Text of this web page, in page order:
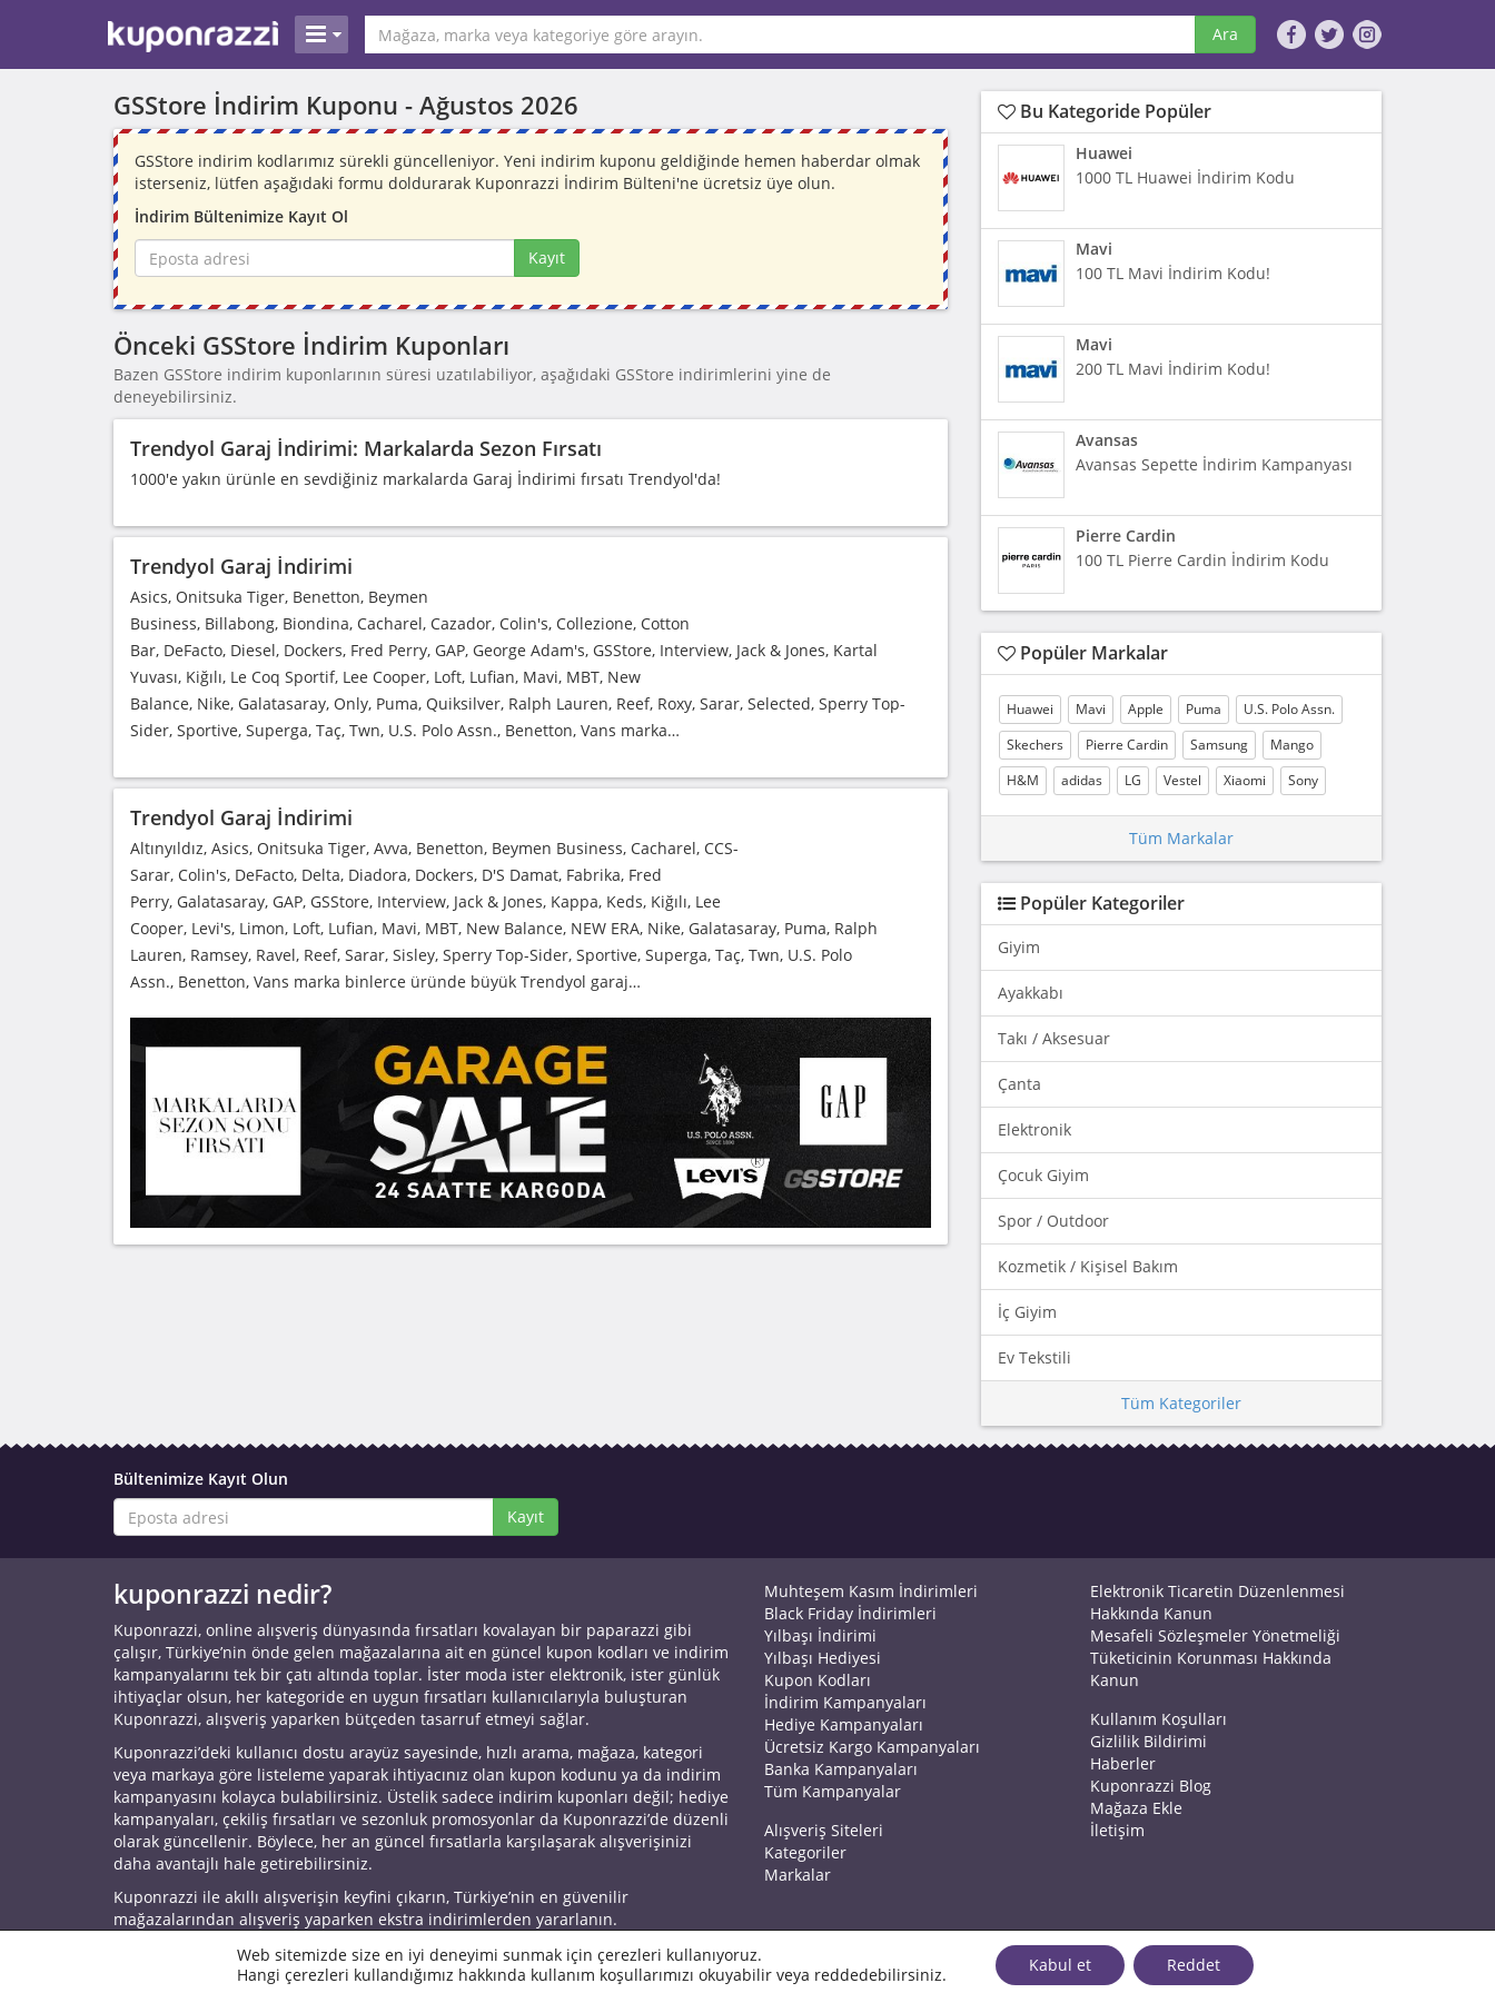
Ara
GSStore İndirim Kuponu - Ağustos 2026
GSStore indirim kodlarımız sürekli güncelleniyor. Yeni indirim kuponu geldiğinde hemen haberdar olmak
isterseniz, lütfen aşağıdaki formu doldurarak Kuponrazzi İndirim Bülteni'ne ücretsiz üye olun.
İndirim Bültenimize Kayıt Ol
Kayıt
Önceki GSStore İndirim Kuponları
Bazen GSStore indirim kuponlarının süresi uzatılabiliyor, aşağıdaki GSStore indirimlerini yine de
deneyebilirsiniz.
Trendyol Garaj İndirimi: Markalarda Sezon Fırsatı
1000'e yakın ürünle en sevdiğiniz markalarda Garaj İndirimi fırsatı Trendyol'da!
Trendyol Garaj İndirimi
Asics, Onitsuka Tiger, Benetton, Beymen
Business, Billabong, Biondina, Cacharel, Cazador, Colin's, Collezione, Cotton
Bar, DeFacto, Diesel, Dockers, Fred Perry, GAP, George Adam's, GSStore, Interview, Jack & Jones, Kartal
Yuvası, Kiğılı, Le Coq Sportif, Lee Cooper, Loft, Lufian, Mavi, MBT, New
Balance, Nike, Galatasaray, Only, Puma, Quiksilver, Ralph Lauren, Reef, Roxy, Sarar, Selected, Sperry Top-
Sider, Sportive, Superga, Taç, Twn, U.S. Polo Assn., Benetton, Vans marka…
Trendyol Garaj İndirimi
Altınyıldız, Asics, Onitsuka Tiger, Avva, Benetton, Beymen Business, Cacharel, CCS-
Sarar, Colin's, DeFacto, Delta, Diadora, Dockers, D'S Damat, Fabrika, Fred
Perry, Galatasaray, GAP, GSStore, Interview, Jack & Jones, Kappa, Keds, Kiğılı, Lee
Cooper, Levi's, Limon, Loft, Lufian, Mavi, MBT, New Balance, NEW ERA, Nike, Galatasaray, Puma, Ralph
Lauren, Ramsey, Ravel, Reef, Sarar, Sisley, Sperry Top-Sider, Sportive, Superga, Taç, Twn, U.S. Polo
Assn., Benetton, Vans marka binlerce üründe büyük Trendyol garaj…
Bu Kategoride Popüler
Huawei
1000 TL Huawei İndirim Kodu
Mavi
100 TL Mavi İndirim Kodu!
Mavi
200 TL Mavi İndirim Kodu!
Avansas
Avansas Sepette İndirim Kampanyası
Pierre Cardin
100 TL Pierre Cardin İndirim Kodu
Popüler Markalar
Huawei Mavi Apple Puma
U.S. Polo Assn.
Skechers
Pierre Cardin Samsung
Mango
H&M
adidas LG Vestel Xiaomi Sony
Tüm Markalar
Popüler Kategoriler
Giyim
Ayakkabı
Takı / Aksesuar
Çanta
Elektronik
Çocuk Giyim
Spor / Outdoor
Kozmetik / Kişisel Bakım
İç Giyim
Ev Tekstili
Tüm Kategoriler
Bültenimize Kayıt Olun
Kayıt
kuponrazzi nedir?
Kuponrazzi, online alışveriş dünyasında fırsatları kovalayan bir paparazzi gibi
çalışır, Türkiye’nin önde gelen mağazalarına ait en güncel kupon kodları ve indirim
kampanyalarını tek bir çatı altında toplar. İster moda ister elektronik, ister günlük
ihtiyaçlar olsun, her kategoride en uygun fırsatları kullanıcılarıyla buluşturan
Kuponrazzi, alışveriş yaparken bütçeden tasarruf etmeyi sağlar.
Kuponrazzi’deki kullanıcı dostu arayüz sayesinde, hızlı arama, mağaza, kategori
veya markaya göre listeleme yaparak ihtiyacınız olan kupon kodunu ya da indirim
kampanyasını kolayca bulabilirsiniz. Üstelik sadece indirim kuponları değil; hediye
kampanyaları, çekiliş fırsatları ve sezonluk promosyonlar da Kuponrazzi’de düzenli
olarak güncellenir. Böylece, her an güncel fırsatlarla karşılaşarak alışverişinizi
daha avantajlı hale getirebilirsiniz.
Kuponrazzi ile akıllı alışverişin keyfini çıkarın, Türkiye’nin en güvenilir
mağazalarından alışveriş yaparken ekstra indirimlerden yararlanın.
Muhteşem Kasım İndirimleri
Black Friday İndirimleri
Yılbaşı İndirimi
Yılbaşı Hediyesi
Kupon Kodları
İndirim Kampanyaları
Hediye Kampanyaları
Ücretsiz Kargo Kampanyaları
Banka Kampanyaları
Tüm Kampanyalar
Alışveriş Siteleri
Kategoriler
Markalar
Elektronik Ticaretin Düzenlenmesi
Hakkında Kanun
Mesafeli Sözleşmeler Yönetmeliği
Tüketicinin Korunması Hakkında
Kanun
Kullanım Koşulları
Gizlilik Bildirimi
Haberler
Kuponrazzi Blog
Mağaza Ekle
İletişim
© 2026 KuponrazziWeb sitemizde size en iyi deneyimi sunmak için çerezleri kullanıyoruz.
Hangi çerezleri kullandığımız hakkında kullanım koşullarımızı okuyabilir veya reddedebilirsiniz.
Kabul et Reddet